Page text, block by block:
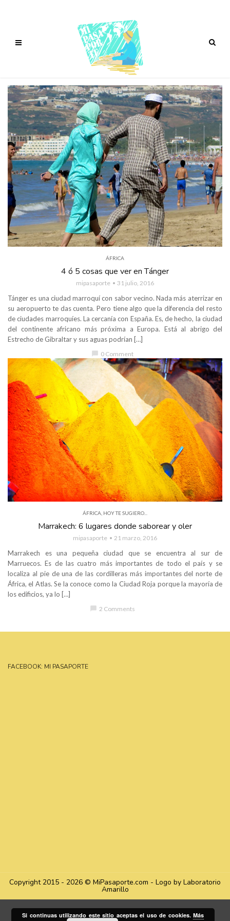
ÁFRICA
4 ó 5 cosas que ver en Tánger
mipasaporte 31 julio, 2016
Tánger es una ciudad marroquí con sabor vecino. Nada más aterrizar en
su aeropuerto te das cuenta. Pero tiene algo que la diferencia del resto
de ciudades marroquíes. La cercanía con España. Es, de hecho, la ciudad
del continente africano más próxima a Europa. Está al abrigo del
Estrecho de Gibraltar y sus aguas podrían […]
0 Comment
ÁFRICA HOY TE SUGIERO...
Marrakech: 6 lugares donde saborear y oler
mipasaporte 21 marzo, 2016
Marrakech es una pequeña ciudad que se encuentra al sur de
Marruecos. Es de las cuatro más importantes de todo el país y se
localiza al pie de una de las cordilleras más importantes del norte de
África, el Atlas. Se la conoce como la Ciudad Roja porque la mayoría de
los edificios, ya lo […]
2 Comments
FACEBOOK: MI PASAPORTE
Copyright 2015 - 2026 © MiPasaporte.com - Logo by Laboratorio
Amarillo
Si continuas utilizando este sitio aceptas el uso de cookies. Más